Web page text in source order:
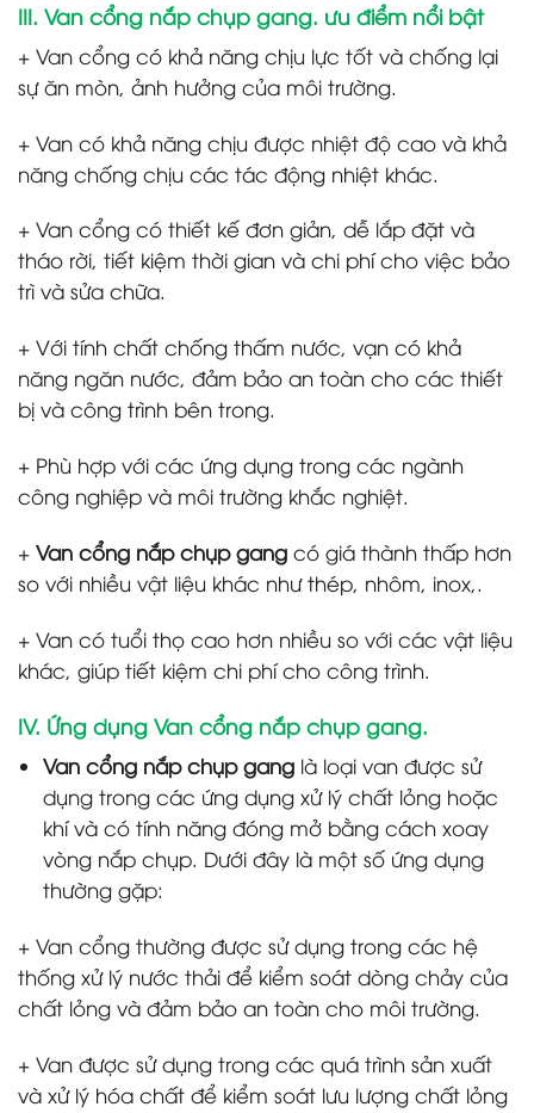
III. Van cổng nắp chụp gang. ưu điểm nổi bật
+ Van cổng có khả năng chịu lực tốt và chống lại
sự ăn mòn, ảnh hưởng của môi trường.
+ Van có khả năng chịu được nhiệt độ cao và khả
năng chống chịu các tác động nhiệt khác.
+ Van cổng có thiết kế đơn giản, dễ lắp đặt và
tháo rời, tiết kiệm thời gian và chi phí cho việc bảo
trì và sửa chữa.
+ Với tính chất chống thấm nước, vạn có khả
năng ngăn nước, đảm bảo an toàn cho các thiết
bị và công trình bên trong.
+ Phù hợp với các ứng dụng trong các ngành
công nghiệp và môi trường khắc nghiệt.
+ Van cổng nắp chụp gang có giá thành thấp hơn
so với nhiều vật liệu khác như thép, nhôm, inox,.
+ Van có tuổi thọ cao hơn nhiều so với các vật liệu
khác, giúp tiết kiệm chi phí cho công trình.
IV. Ứng dụng Van cổng nắp chụp gang.
Van cổng nắp chụp ganglà loại van được sử
dụng trong các ứng dụng xử lý chất lỏng hoặc
khí và có tính năng đóng mở bằng cách xoay
vòng nắp chụp. Dưới đây là một số ứng dụng
thường gặp:
+ Van cổng thường được sử dụng trong các hệ
thống xử lý nước thải để kiểm soát dòng chảy của
chất lỏng và đảm bảo an toàn cho môi trường.
+ Van được sử dụng trong các quá trình sản xuất
và xử lý hóa chất để kiểm soát lưu lượng chất lỏng